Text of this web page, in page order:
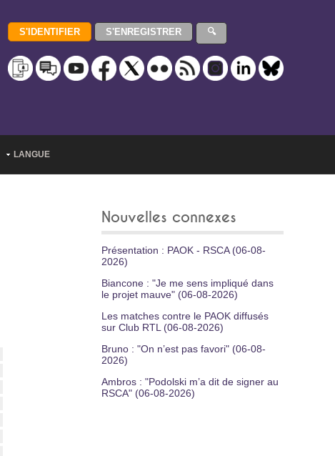
LANGUE
Nouvelles connexes
Présentation : PAOK - RSCA (06-08-
2026)
Biancone : "Je me sens impliqué dans
le projet mauve" (06-08-2026)
Les matches contre le PAOK diffusés
sur Club RTL (06-08-2026)
Bruno : "On n’est pas favori" (06-08-
2026)
Ambros : "Podolski m’a dit de signer au
RSCA" (06-08-2026)